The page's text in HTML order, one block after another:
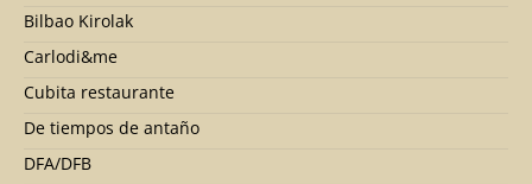
Bilbao Kirolak
Carlodi&me
Cubita restaurante
De tiempos de antaño
DFA/DFB